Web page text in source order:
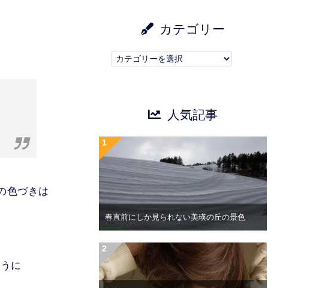
色づきは
に
カテゴリー
カ
人気記事
春直前にしか見られない美瑛の丘の景色